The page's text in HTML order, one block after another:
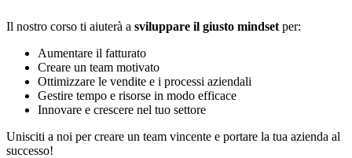
Il nostro corso ti aiuterà a sviluppare il giusto mindset per:
Aumentare il fatturato
Creare un team motivato
Ottimizzare le vendite e i processi aziendali
Gestire tempo e risorse in modo efficace
Innovare e crescere nel tuo settore
Unisciti a noi per creare un team vincente e portare la tua azienda al
successo!